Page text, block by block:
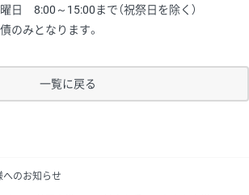
8:00～15:00まで（祝祭日を除く）
のみとなります。
一覧に戻る
へのお知らせ